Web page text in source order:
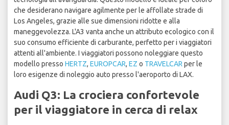
che desiderano navigare agilmente per le affollate strade di
Los Angeles, grazie alle sue dimensioni ridotte e alla
maneggevolezza. L'A3 vanta anche un attributo ecologico con il
suo consumo efficiente di carburante, perfetto per i viaggiatori
attenti all'ambiente. I viaggiatori possono noleggiare questo
modello presso HERTZ, EUROPCAR, EZ o TRAVELCAR per le
loro esigenze di noleggio auto presso l'aeroporto di LAX.
Audi Q3: La crociera confortevole
per il viaggiatore in cerca di relax